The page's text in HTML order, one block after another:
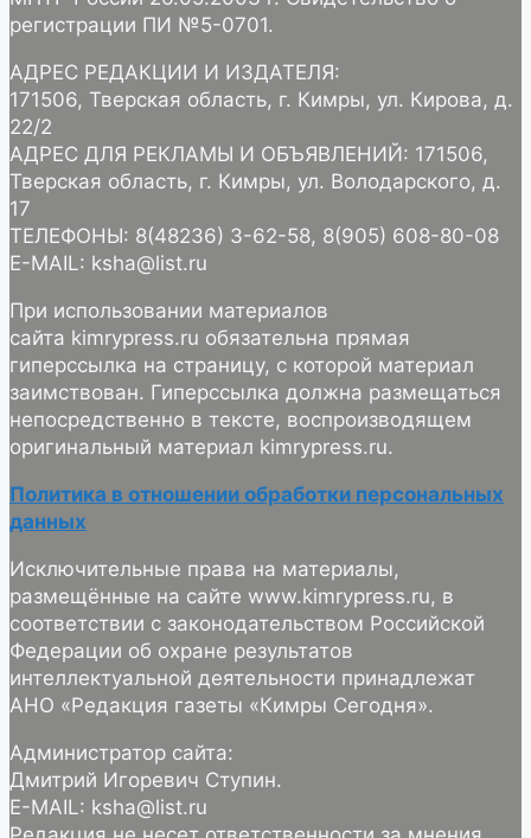
регистрации ПИ №5-0701.
АДРЕС РЕДАКЦИИ И ИЗДАТЕЛЯ:
171506, Тверская область, г. Кимры, ул. Кирова, д.
22/2
АДРЕС ДЛЯ РЕКЛАМЫ И ОБЪЯВЛЕНИЙ: 171506,
Тверская область, г. Кимры, ул. Володарского, д.
17
ТЕЛЕФОНЫ: 8(48236) 3-62-58, 8(905) 608-80-08
E-MAIL: ksha@list.ru
При использовании материалов
сайта kimrypress.ru обязательна прямая
гиперссылка на страницу, с которой материал
заимствован. Гиперссылка должна размещаться
непосредственно в тексте, воспроизводящем
оригинальный материал kimrypress.ru.
Политика в отношении обработки персональных
данных
Исключительные права на материалы,
размещённые на сайте www.kimrypress.ru, в
соответствии с законодательством Российской
Федерации об охране результатов
интеллектуальной деятельности принадлежат
АНО «Редакция газеты «Кимры Сегодня».
Администратор сайта:
Дмитрий Игоревич Ступин.
E-MAIL: ksha@list.ru